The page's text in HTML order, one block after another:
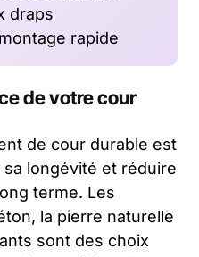
draps
rapide
de votre cour
de cour durable est
longévité et réduire
terme. Les
la pierre naturelle
sont des choix